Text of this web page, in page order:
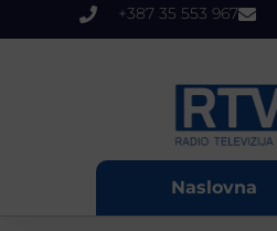
+387 35 553 967
Naslovna